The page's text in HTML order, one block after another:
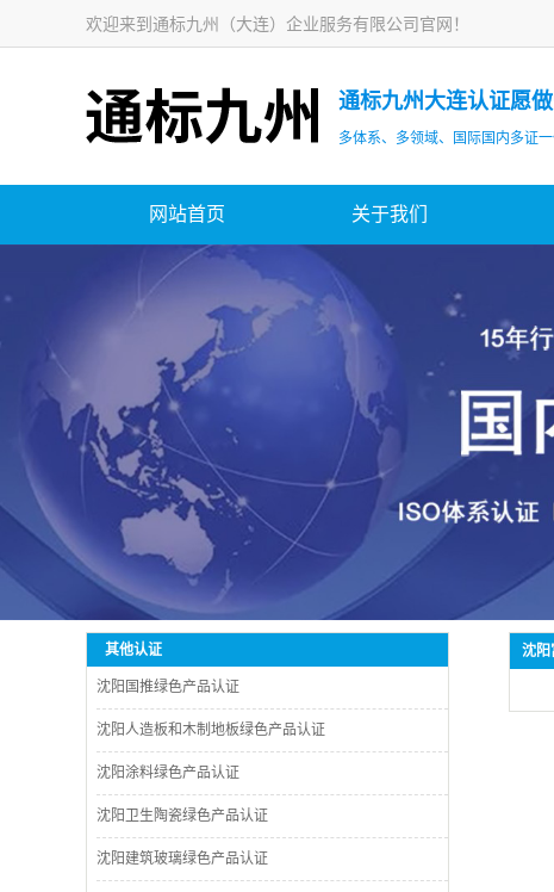
欢迎来到通标九州（大连）企业服务有限公司官网！
通标九州大连认证愿
多体系、多领域、国际国内多证
网站首页 关于我们
其他认证
沈阳国推绿色产品认证
沈阳人造板和木制地板绿色产品认证
沈阳涂料绿色产品认证
沈阳卫生陶瓷绿色产品认证
沈阳建筑玻璃绿色产品认证
沈阳